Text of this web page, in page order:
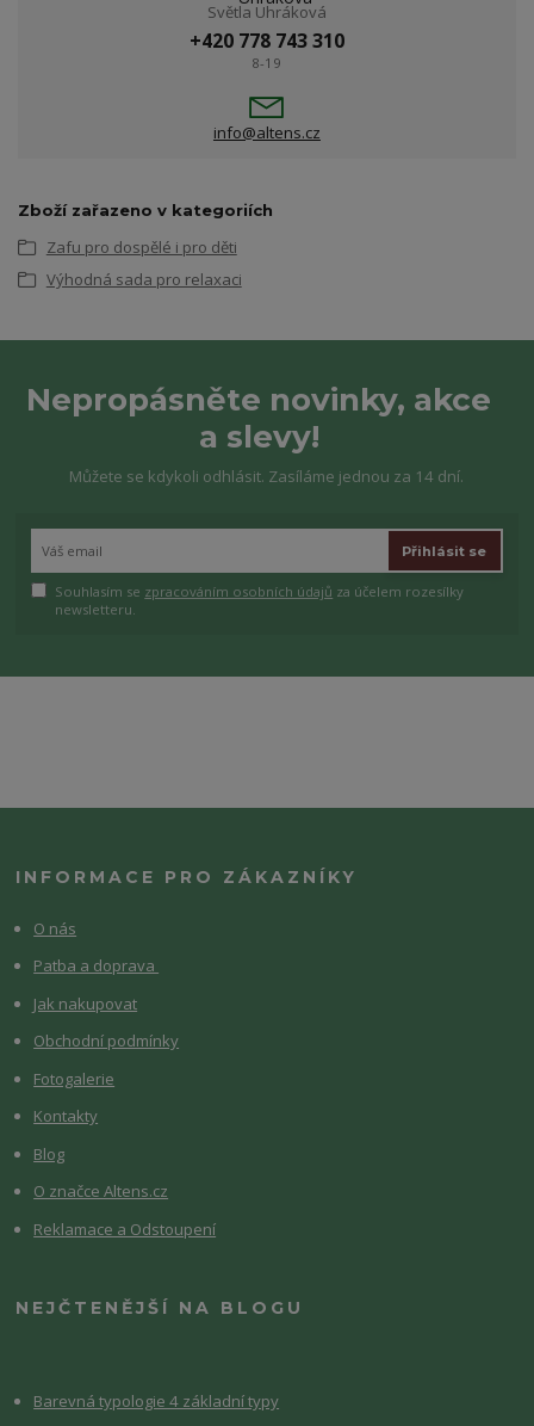
Světla Uhráková
+420 778 743 310
8-19
info@altens.cz
Zboží zařazeno v kategoriích
Zafu pro dospělé i pro děti
Výhodná sada pro relaxaci
Nepropásněte novinky, akce
a slevy!
Můžete se kdykoli odhlásit. Zasíláme jednou za 14 dní.
Přihlásit se
Souhlasím se zpracováním osobních údajů za účelem rozesílky
newsletteru.
INFORMACE PRO ZÁKAZNÍKY
O nás
Patba a doprava
Jak nakupovat
Obchodní podmínky
Fotogalerie
Kontakty
Blog
O značce Altens.cz
Reklamace a Odstoupení
NEJČTENĚJŠÍ NA BLOGU
Barevná typologie 4 základní typy